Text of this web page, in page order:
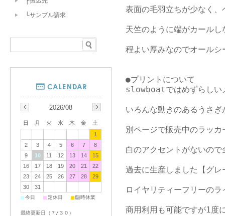
表面の毛羽立ちが少なく
天竺のように端がカール
程よい厚みなのでオール
●プリントについて
slowboatではめずらしい
いろんな動きのあるうさ
別ページで販売中のラッ
白のアクセントがないの
過去に生産しました【グ
ロイヤリティーフリーの
商用利用も可能ですが1度
└サンプル請求
2026/08
日 月 火 水 木 金
土
1
2
3 4 5 6 7
8
9
10 11 12 13 14
15
16
17 18 19 20 21
22
23
24 25 26 27 28
29
30
31
■今日 ■定休日 ■臨時休業
最終更新日（７/３０）